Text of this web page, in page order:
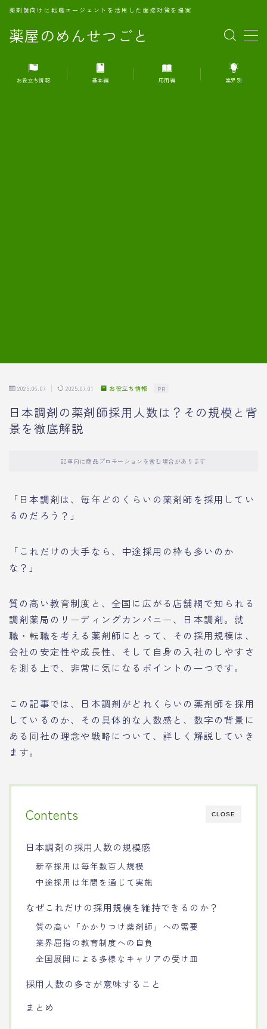
薬屋のめんせつごと
薬剤師向けに転職エージェントを活用した面接対策を提案
MENU
1.転職エージェントとは何か？
お役立ち情報 基本編 応用編 業界別
2025.06.07 2025.07.01 お役立ち情報 PR
日本調剤の薬剤師採用人数は？その規模と背
景を徹底解説
記事内に商品プロモーションを含む場合があります
「日本調剤は、毎年どのくらいの薬剤師を採用してい
るのだろう？」
「これだけの大手なら、中途採用の枠も多いのか
な？」
質の高い教育制度と、全国に広がる店舗網で知られる
調剤薬局のリーディングカンパニー、日本調剤。就
職・転職を考える薬剤師にとって、その採用規模は、
会社の安定性や成長性、そして自身の入社のしやすさ
を測る上で、非常に気になるポイントの一つです。
この記事では、日本調剤がどれくらいの薬剤師を採用
しているのか、その具体的な人数感と、数字の背景に
ある同社の理念や戦略について、詳しく解説していき
ます。
CLOSE
Contents
日本調剤の採用人数の規模感
新卒採用は毎年数百人規模
中途採用は年間を通じて実施
なぜこれだけの採用規模を維持できるのか？
質の高い「かかりつけ薬剤師」への需要
業界屈指の教育制度への自負
全国展開による多様なキャリアの受け皿
採用人数の多さが意味すること
まとめ